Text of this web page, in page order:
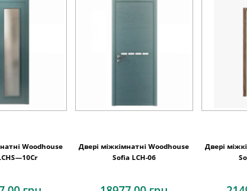
Woodhouse
Двері міжкімнатні Woodhouse
Sofia LCH-06
Двері